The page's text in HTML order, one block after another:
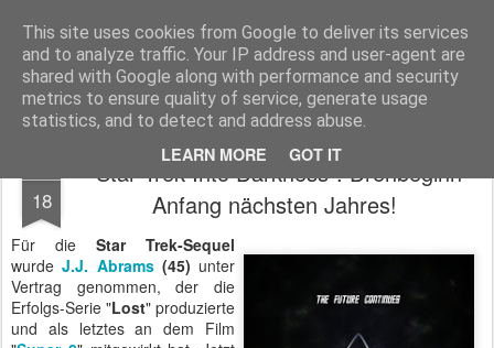
This site uses cookies from Google to deliver its services
and to analyze traffic. Your IP address and user-agent are
shared with Google along with performance and security
metrics to ensure quality of service, generate usage
statistics, and to detect and address abuse.
LEARN MORE GOT IT
MyKinoTrailer
Pages
18
"Star Trek Into Darkness": Drehbeginn
Anfang nächsten Jahres!
Für die Star Trek-Sequel
wurdeJ.J. Abrams(45) unter
Vertrag genommen, der die
Erfolgs-Serie "Lost" produzierte
und als letztes an dem Film